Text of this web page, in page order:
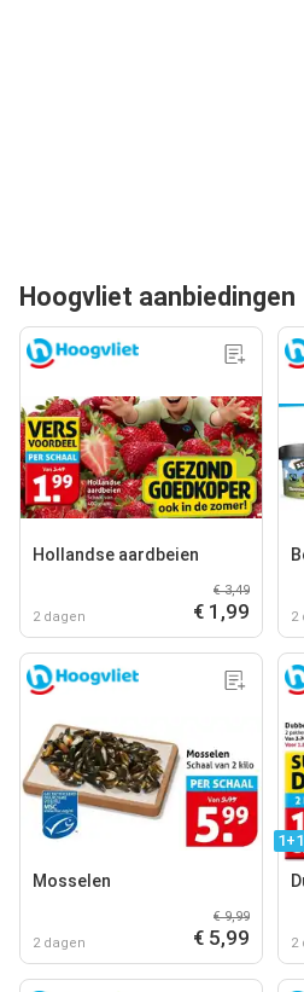
Hoogvliet aanbiedingen
Hollandse aardbeien
2 dagen
€ 3,49
€ 1,99 2
Mosselen
2 dagen
€ 9,99
€ 5,99 2